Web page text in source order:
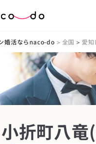
婚活ならnaco-do > 全国 > 愛
小折町八